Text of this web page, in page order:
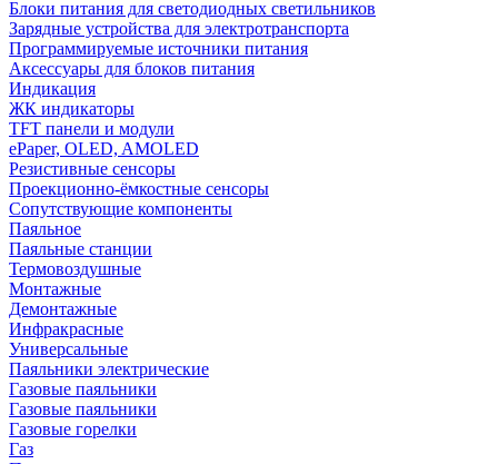
Блоки питания для светодиодных светильников
Зарядные устройства для электротранспорта
Программируемые источники питания
Аксессуары для блоков питания
Индикация
ЖК индикаторы
TFT панели и модули
ePaper, OLED, AMOLED
Резистивные сенсоры
Проекционно-ёмкостные сенсоры
Сопутствующие компоненты
Паяльное
Паяльные станции
Термовоздушные
Монтажные
Демонтажные
Инфракрасные
Универсальные
Паяльники электрические
Газовые паяльники
Газовые паяльники
Газовые горелки
Газ